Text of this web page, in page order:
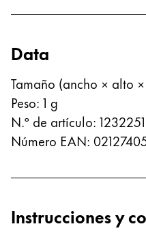
English
中文
South Korea
한국어
New Zealand
English
Philippines
Singapore
Data
Tamaño (ancho × alto
Peso: 1 g
N.º de artículo: 1232251
Número EAN:
Instrucciones y